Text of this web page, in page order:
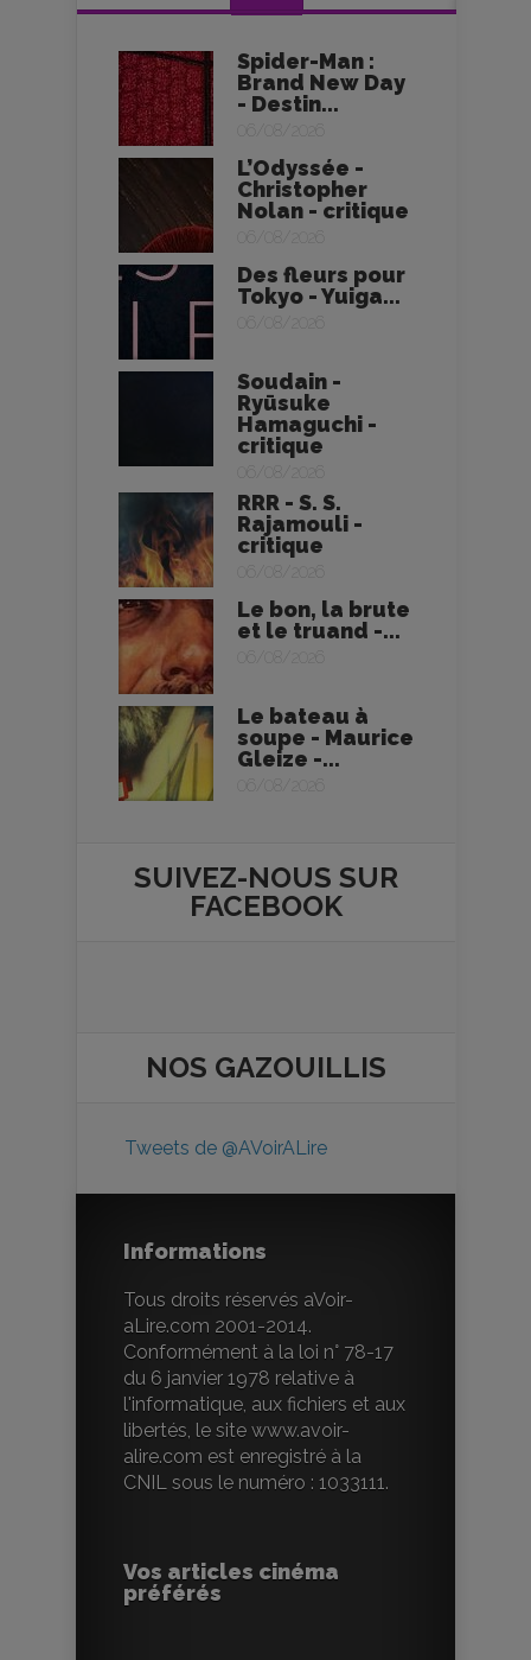
Spider-Man :
Brand New Day
- Destin...
06/08/2026
L’Odyssée -
Christopher
Nolan - critique
06/08/2026
Des fleurs pour
Tokyo - Yuiga...
06/08/2026
Soudain -
Ryūsuke
Hamaguchi -
critique
06/08/2026
RRR - S. S.
Rajamouli -
critique
06/08/2026
Le bon, la brute
et le truand -...
06/08/2026
Le bateau à
soupe - Maurice
Gleize -...
06/08/2026
SUIVEZ-NOUS SUR
FACEBOOK
NOS GAZOUILLIS
Tweets de @AVoirALire
Informations
Tous droits réservés aVoir-
aLire.com 2001-2014.
Conformément à la loi n° 78-17
du 6 janvier 1978 relative à
l'informatique, aux fichiers et aux
libertés, le site www.avoir-
alire.com est enregistré à la
CNIL sous le numéro : 1033111.
Vos articles cinéma
préférés